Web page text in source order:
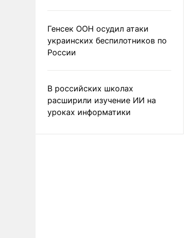
Генсек ООН осудил атаки
украинских беспилотников по
России
В российских школах
расширили изучение ИИ на
уроках информатики